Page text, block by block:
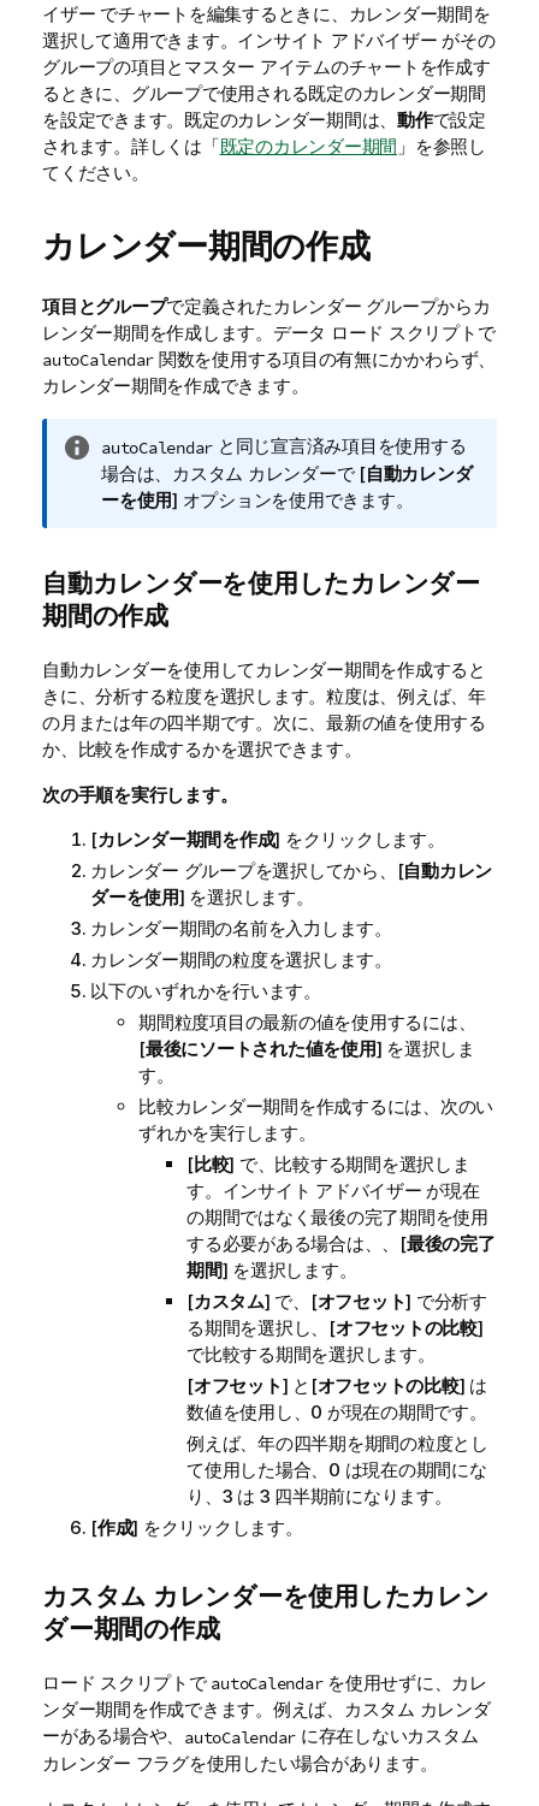
イザー でチャートを編集するときに、カレンダー期間を
選択して適用できます。 インサイト アドバイザー がその
グループの項目とマスター アイテムのチャートを作成す
るときに、グループで使用される既定のカレンダー期間
を設定できます。既定のカレンダー期間は、 動作で設定
されます。 詳しくは「既定のカレンダー期間 」を参照し
てください。
カレンダー期間の作成
項目とグループで定義されたカレンダー グループからカ
レンダー期間を作成します。データ ロード スクリプトで
autoCalendar 関数を使用する項目の有無にかかわらず、
カレンダー期間を作成できます。
情
報
メ
autoCalendar と同じ宣言済み項目を使用する
場合は、カスタム カレンダーで [自動カレンダ
ーを使用] オプションを使用できます。
自動カレンダーを使用したカレンダー
期間の作成
自動カレンダーを使用してカレンダー期間を作成すると
きに、分析する粒度を選択します。粒度は、例えば、年
の月または年の四半期です。次に、最新の値を使用する
か、比較を作成するかを選択できます。
次の手順を実行します。
[カレンダー期間を作成] をクリックします。
カレンダー グループを選択してから、[自動カレン
ダーを使用] を選択します。
カレンダー期間の名前を入力します。
カレンダー期間の粒度を選択します。
以下のいずれかを行います。
期間粒度項目の最新の値を使用するには、
[最後にソートされた値を使用] を選択しま
す。
比較カレンダー期間を作成するには、次のい
ずれかを実行します。
[比較] で、比較する期間を選択しま
す。 インサイト アドバイザー が現在
の期間ではなく最後の完了期間を使用
する必要がある場合は、、[最後の完了
期間] を選択します。
[カスタム] で、[オフセット] で分析す
る期間を選択し、[オフセットの比較]
で比較する期間を選択します。
[オフセット] と[オフセットの比較] は
数値を使用し、0 が現在の期間です。
例えば、年の四半期を期間の粒度とし
て使用した場合、0 は現在の期間にな
り、3 は 3 四半期前になります。
[作成] をクリックします。
カスタム カレンダーを使用したカレン
ダー期間の作成
ロード スクリプトで autoCalendarを使用せずに、カレ
ンダー期間を作成できます。例えば、カスタム カレンダ
ーがある場合や、 autoCalendar に存在しないカスタム
カレンダー フラグを使用したい場合があります。